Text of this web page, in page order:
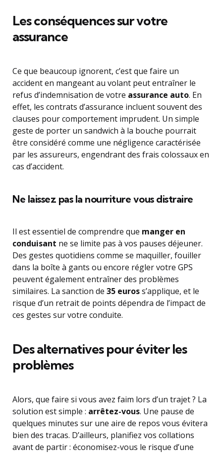
Les conséquences sur votre
assurance
Ce que beaucoup ignorent, c’est que faire un
accident en mangeant au volant peut entraîner le
refus d’indemnisation de votre assurance auto. En
effet, les contrats d’assurance incluent souvent des
clauses pour comportement imprudent. Un simple
geste de porter un sandwich à la bouche pourrait
être considéré comme une négligence caractérisée
par les assureurs, engendrant des frais colossaux en
cas d’accident.
Ne laissez pas la nourriture vous distraire
Il est essentiel de comprendre que manger en
conduisant ne se limite pas à vos pauses déjeuner.
Des gestes quotidiens comme se maquiller, fouiller
dans la boîte à gants ou encore régler votre GPS
peuvent également entraîner des problèmes
similaires. La sanction de 35 euross’applique, et le
risque d’un retrait de points dépendra de l’impact de
ces gestes sur votre conduite.
Des alternatives pour éviter les
problèmes
Alors, que faire si vous avez faim lors d’un trajet ? La
solution est simple : arrêtez-vous. Une pause de
quelques minutes sur une aire de repos vous évitera
bien des tracas. D’ailleurs, planifiez vos collations
avant de partir : économisez-vous le risque d’une